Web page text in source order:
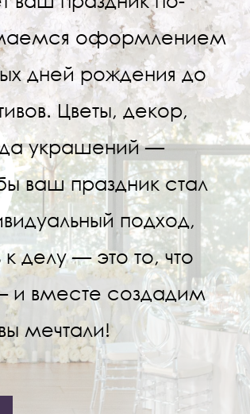
оформлением
дней рождения до
Цветы, декор,
украшений —
ваш праздник стал
подход,
делу — это то, что
и вместе создадим
мечтали!